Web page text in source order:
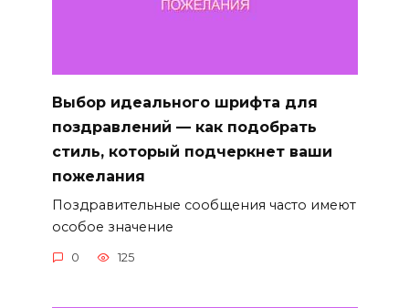
Выбор идеального шрифта для
поздравлений — как подобрать
стиль, который подчеркнет ваши
пожелания
Поздравительные сообщения часто имеют
особое значение
0 125